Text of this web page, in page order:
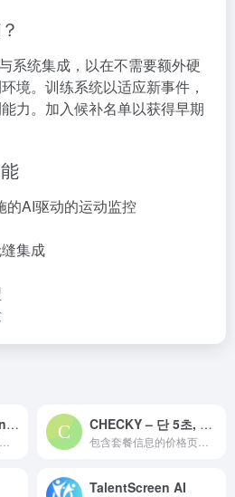
系统集成，以在不需要额外硬
境。训练系统以适应新事件，
力。加入候补名单以获得早期
的AI驱动的运动监控
集成
MyInfluencer – Find the Right Influencers for small businesses and startups CHECKY – 단 5초, GPT로 컨텐츠 한눈에 체크하고 광고 분류까지
TalentScreen AI